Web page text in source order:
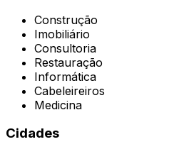
Construção
Imobiliário
Consultoria
Restauração
Informática
Cabeleireiros
Medicina
Cidades